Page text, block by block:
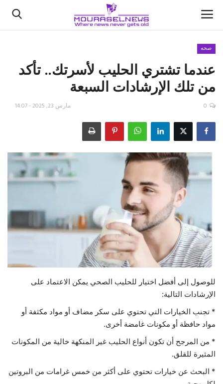
الأخبار
كتّابنا
اقتصاد
علوم وتكنولوجيا
فيديو
حياة
صحه
عندما تشتري الحليب لأسرتك.. تأكد
من تلك الإرشادات السبعة
مارس 23, 2025 - 14:07 0
للوصول إلى أفضل اختيار للحليب الصحي يمكن الاعتماد على
الإرشادات التالية:
* تجنب الخيارات التي تحتوي على سكر مضاف أو مواد مكثفة أو
مواد حافظة أو مكونات غامضة أخرى.
* من المرجح أن تكون أنواع الحليب غير المنكهة خالية من المكونات
المثيرة للقلق.
* البحث عن خيارات تحتوي على أكثر من خمس غرامات من البروتين